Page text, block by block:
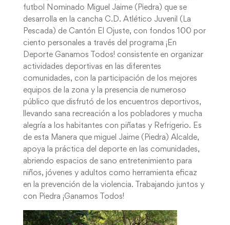
futbol Nominado Miguel Jaime (Piedra) que se
desarrolla en la cancha C.D. Atlético Juvenil (La
Pescada) de Cantón El Ojuste, con fondos 100 por
ciento personales a través del programa ¡En
Deporte Ganamos Todos! consistente en organizar
actividades deportivas en las diferentes
comunidades, con la participación de los mejores
equipos de la zona y la presencia de numeroso
público que disfrutó de los encuentros deportivos,
llevando sana recreación a los pobladores y mucha
alegría a los habitantes con piñatas y Refrigerio. Es
de esta Manera que miguel Jaime (Piedra) Alcalde,
apoya la práctica del deporte en las comunidades,
abriendo espacios de sano entretenimiento para
niños, jóvenes y adultos como herramienta eficaz
en la prevención de la violencia. Trabajando juntos y
con Piedra ¡Ganamos Todos!